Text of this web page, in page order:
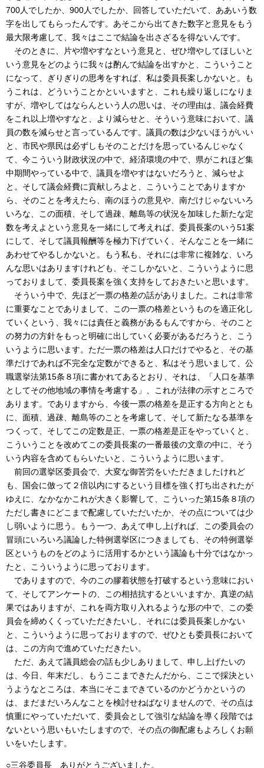
700人でしたか、900人でしたか、回答していただいて、ああいう数
字を出してもらったんです。あそこから出てきた数字と意見をもう
最大限考慮して、我々はここで結論を出さざるを得ないんです。
そのときに、片や増やすなという意見と、ぜひ増やしてほしいと
いう意見をどのように我々は酌んで結論を出すかと、こういうこと
になって、ぎりぎりの思考をすれば、私は委員長案しかないと。も
うこれは、どういうことかといいますと、これも繰り返しになりま
すが、増やしてはならんという人の思いは、その理由は、議会経費
をこれ以上増やすなと、より減らせと、そういう意味において、議
員の数を減らせと言っているんです。議員の数は少ないほうがいい
と、市民や県民は必ずしもそのことだけを思っているんじゃなく
て、今こういう財政状況の中で、経済環境の中で、県がこれほど集
中期間やっている中で、議員を増やすはないだろうと、減らせよ
と。そして議会経費に貢献しろよと、こういうことでありますか
ら、そのことを考えたら、南のほうの意見や、南だけじゃないいろ
いろな、この面積、そして過疎、離島等の状況を加味した新たな定
数を考えよという意見を一緒にして考えれば、委員長案のいう51案
にして、そして議員報酬等を極力下げていく、そんなことを一緒に
あわせてやるしかないと。もう私も、それには非常に複雑な、いろ
んな思いはありますけれども、そこしかないと、こういうように思
っておりまして、委員長案を強く支持をしておきたいと思います。
そういう中で、先ほど一票の格差の話がありました。これは非常
に重要なことでありまして、この一票の格差というものを適正化し
ていくという、我々には責任と義務があるもんですから、そのこと
の努力の方針をもっと明確に出していく必要があるだろうと、こう
いうように思います。ただ一票の格差は人口だけでやると、その基
準だけであれば不完全な定数ができると、私はそう思いまして、公
職選挙法第15条８項に書かれてあるとおり、それは、「人口を基準
としてその他地域の事情を考慮する」、これが法律の示すところで
あります。でありますから、今後一票の格差を是正する方向ととも
に、面積、過疎、離島等のことを考慮して、そして新たなる基準を
つくって、そしてこの定数是正、一票の格差是正をやっていくと、
こういうことを改めてこの委員長案の一番最後の文章の中に、そう
いう内容を含めてもらいたいと、こういうように思います。
前回の選挙区委員会で、大変な御苦労をいただきましたけれど
も、国会に倣って２倍以内にするという目標を強く打ち出されたが
ゆえに、なかなかこれが大きく影響して、こういった第15条８項の
ただし書きにどこまで配慮していただいたか、その点については少
し弱いように思う。もう一つ、あえて申し上げれば、この委員会の
冒頭にいろいろ議論した特例選挙区につきましても、その特例選挙
区というものをどのように活用するかという議論も十分ではなかっ
たと、こういうように思っております。
でありますので、今のこの膠着状態を打破するという意味におい
て、そしてアンケートの、この相拮抗するといいますか、真逆の結
果ではありますが、これを両方取り入れるような形の中で、この委
員会を締めくくっていただきたいし、それには委員長案しかない
と、こういうように思っておりますので、ぜひとも委員長において
は、この方向で進めていただきたい。
ただ、あえて議員総会の話も少しありまして、申し上げたいの
は、今日、年末だし、もうここまできたんだから、ここで採決とい
うようなところは、本当にそこまできているのかどうかというの
は、まだまだいろんなことを検討せねばなりませんので、その点は
慎重にやっていただいて、委員会として強引な結論を導く段階では
ないという思いもいたしますので、その点の御配慮もよろしくお願
いをいたします。
○三谷委員長 ありがとうございました。